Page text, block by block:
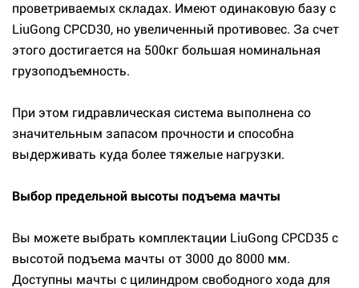
проветриваемых складах. Имеют одинаковую базу с
LiuGong CPCD30, но увеличенный противовес. За счет
этого достигается на 500кг большая номинальная
грузоподъемность.
При этом гидравлическая система выполнена со
значительным запасом прочности и способна
выдерживать куда более тяжелые нагрузки.
Выбор предельной высоты подъема мачты
Вы можете выбрать комплектации LiuGong CPCD35 с
высотой подъема мачты от 3000 до 8000 мм.
Доступны мачты с цилиндром свободного хода для